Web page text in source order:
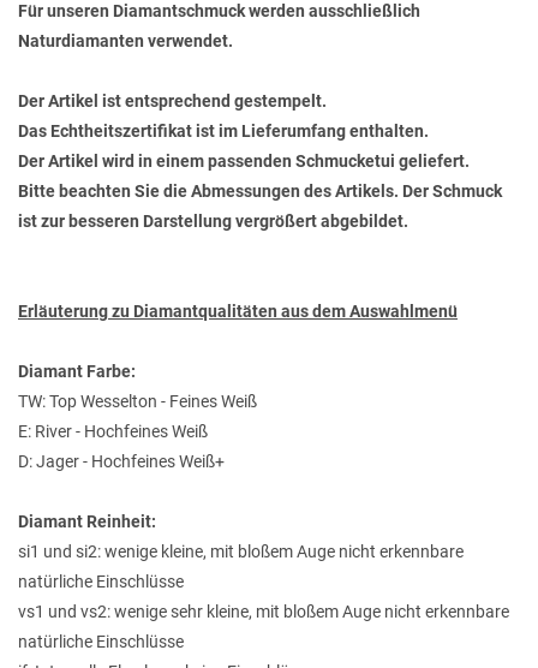
Für unseren Diamantschmuck werden ausschließlich
Naturdiamanten verwendet.
Der Artikel ist entsprechend gestempelt.
Das Echtheitszertifikat ist im Lieferumfang enthalten.
Der Artikel wird in einem passenden Schmucketui geliefert.
Bitte beachten Sie die Abmessungen des Artikels. Der Schmuck
ist zur besseren Darstellung vergrößert abgebildet.
Erläuterung zu Diamantqualitäten aus dem Auswahlmenü
Diamant Farbe:
TW: Top Wesselton - Feines Weiß
E: River - Hochfeines Weiß
D: Jager - Hochfeines Weiß+
Diamant Reinheit:
si1 und si2: wenige kleine, mit bloßem Auge nicht erkennbare
natürliche Einschlüsse
vs1 und vs2: wenige sehr kleine, mit bloßem Auge nicht erkennbare
natürliche Einschlüsse